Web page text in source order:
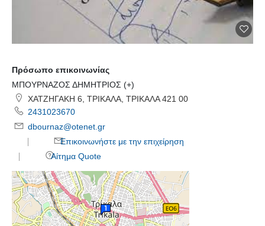
Πρόσωπο επικοινωνίας
ΜΠΟΥΡΝΑΖΟΣ ΔΗΜΗΤΡΙΟΣ (+)
ΧΑΤΖΗΓΑΚΗ 6, ΤΡΙΚΑΛΑ, ΤΡΙΚΑΛΑ 421 00
2431023670
dbournaz@otenet.gr
Επικοινωνήστε με την επιχείρηση
Αίτημα Quote